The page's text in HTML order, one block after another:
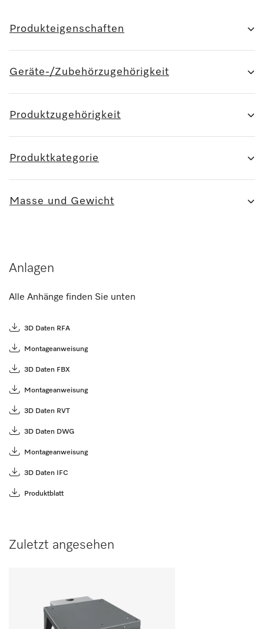
Produkteigenschaften
Geräte-/Zubehörzugehörigkeit
Produktzugehörigkeit
Produktkategorie
Masse und Gewicht
Anlagen
Alle Anhänge finden Sie unten
3D Daten RFA
Montageanweisung
3D Daten FBX
Montageanweisung
3D Daten RVT
3D Daten DWG
Montageanweisung
3D Daten IFC
Produktblatt
Zuletzt angesehen